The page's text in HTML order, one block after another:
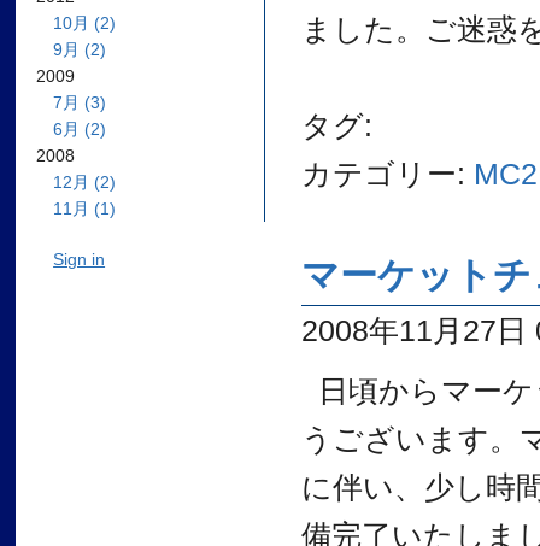
ました。ご迷惑
タグ:
カテゴリー: MC2
マーケット
2008年11月27
日頃からマー
うございます。
に伴い、少し時
備完了いたしま
10月 (2)
9月 (2)
2009
7月 (3)
6月 (2)
2008
12月 (2)
11月 (1)
Sign in